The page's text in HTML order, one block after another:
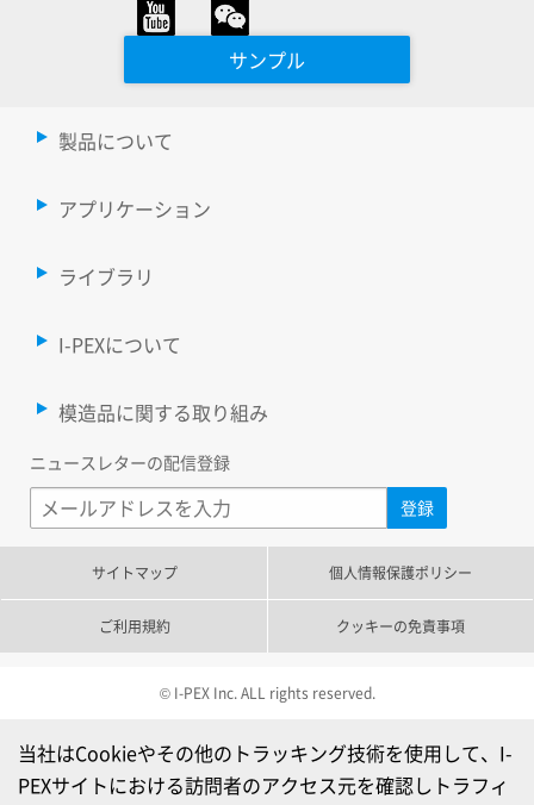
サンプル
製品について
アプリケーション
ライブラリ
I-PEXについて
模造品に関する取り組み
ニュースレターの配信登録
サイトマップ 個人情報保護ポリシー
ご利用規約 クッキーの免責事項
© I-PEX Inc. ALL rights reserved.
当社はCookieやその他のトラッキング技術を使用して、I-
PEXサイトにおける訪問者のアクセス元を確認しトラフィ